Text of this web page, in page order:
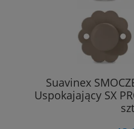
Suavinex
Uspokajający SX